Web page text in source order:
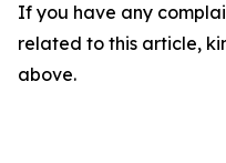
If you have any
related to this article,
above.